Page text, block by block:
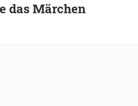
das Märchen